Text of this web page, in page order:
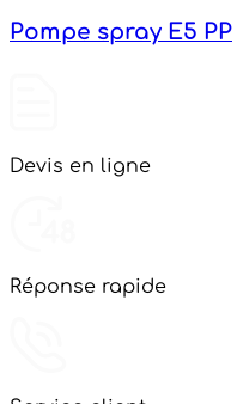
Pompe spray E5 PP
Devis en ligne
Réponse rapide